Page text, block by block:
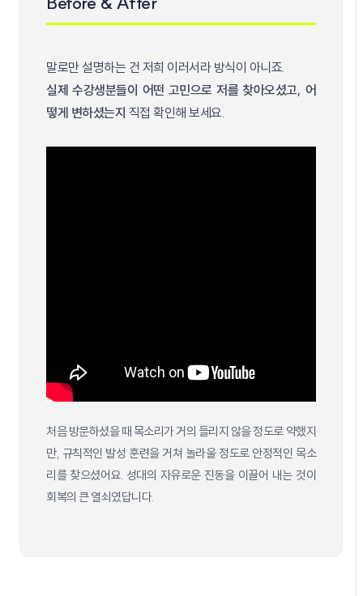
말로만 설명하는 건 저희 이러서라 방식이 아니죠.
실제 수강생분들이 어떤 고민으로 저를 찾아오셨고, 어
떻게 변하셨는지 직접 확인해 보세요.
처음 방문하셨을 때 목소리가 거의 들리지 않을 정도로 약했지
만, 규칙적인 발성 훈련을 거쳐 놀라울 정도로 안정적인 목소
리를 찾으셨어요. 성대의 자유로운 진동을 이끌어 내는 것이
회복의 큰 열쇠였답니다.